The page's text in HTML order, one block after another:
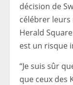
décision de
célébrer leurs
Herald
est un risque
“Je suis sûr
que ceux des